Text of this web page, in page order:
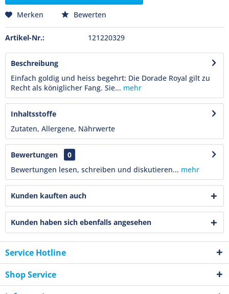
Merken Bewerten
Artikel-Nr.: 121220329
Beschreibung
Einfach goldig und heiss begehrt: Die Dorade Royal gilt zu
Recht als königlicher Fang. Sie... mehr
Inhaltsstoffe
Zutaten, Allergene, Nährwerte
Bewertungen
0
Bewertungen lesen, schreiben und diskutieren... mehr
Kunden kauften auch
Kunden haben sich ebenfalls angesehen
Service Hotline
Shop Service